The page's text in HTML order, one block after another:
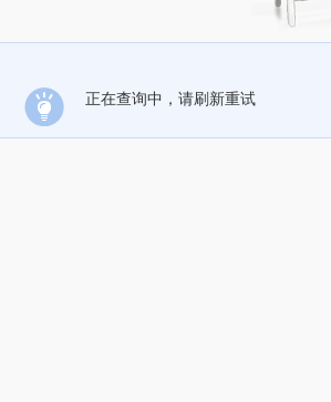
正在查询中，请刷新重试